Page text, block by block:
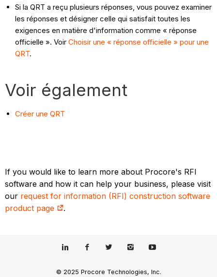
Si la QRT a reçu plusieurs réponses, vous pouvez examiner
les réponses et désigner celle qui satisfait toutes les
exigences en matière d'information comme « réponse
officielle ». VoirChoisir une « réponse officielle » pour une
QRT.
Voir également
Créer une QRT
If you would like to learn more about Procore's RFI
software and how it can help your business, please visit
our request for information (RFI) construction software
product page
.
© 2025 Procore Technologies, Inc.